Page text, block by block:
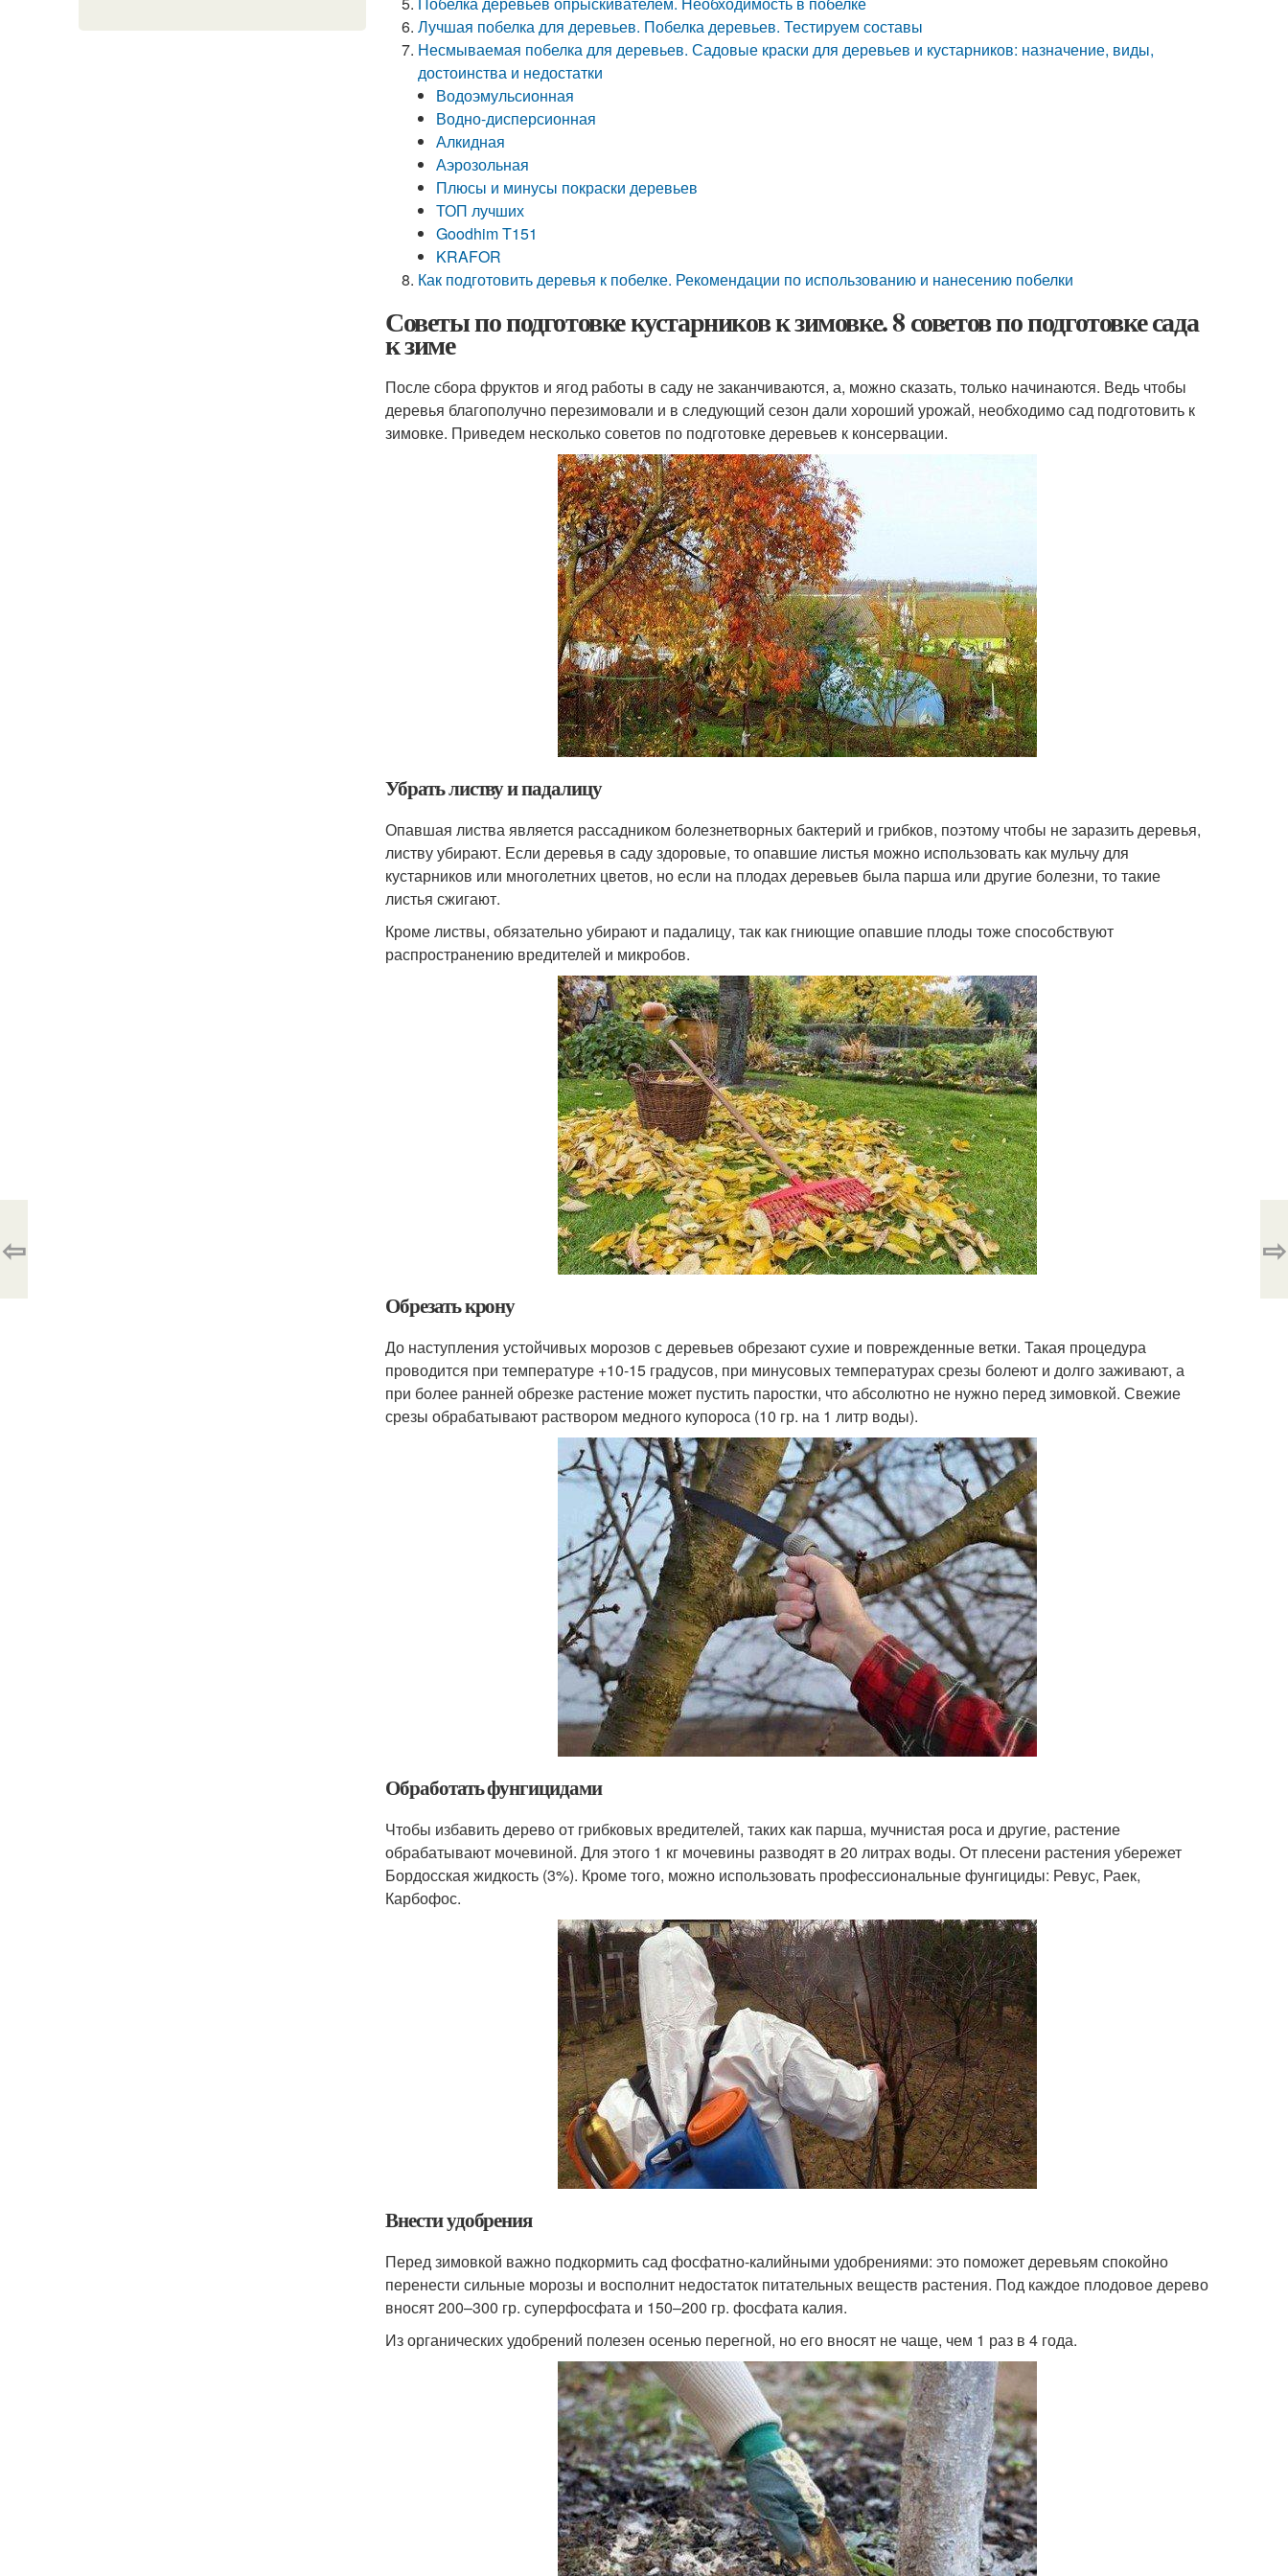
Лучшая побелка для деревьев. Побелка деревьев. Тестируем составы
Несмываемая побелка для деревьев. Садовые краски для деревьев и кустарников: назначение, виды,
достоинства и недостатки
Водоэмульсионная
Водно-дисперсионная
Алкидная
Аэрозольная
Плюсы и минусы покраски деревьев
ТОП лучших
Goodhim T151
KRAFOR
Как подготовить деревья к побелке. Рекомендации по использованию и нанесению побелки
Советы по подготовке кустарников к зимовке. 8 советов по подготовке сада
к зиме
После сбора фруктов и ягод работы в саду не заканчиваются, а, можно сказать, только начинаются. Ведь чтобы
деревья благополучно перезимовали и в следующий сезон дали хороший урожай, необходимо сад подготовить к
зимовке. Приведем несколько советов по подготовке деревьев к консервации.
Убрать листву и падалицу
Опавшая листва является рассадником болезнетворных бактерий и грибков, поэтому чтобы не заразить деревья,
листву убирают. Если деревья в саду здоровые, то опавшие листья можно использовать как мульчу для
кустарников или многолетних цветов, но если на плодах деревьев была парша или другие болезни, то такие
листья сжигают.
Кроме листвы, обязательно убирают и падалицу, так как гниющие опавшие плоды тоже способствуют
распространению вредителей и микробов.
Обрезать крону
До наступления устойчивых морозов с деревьев обрезают сухие и поврежденные ветки. Такая процедура
проводится при температуре +10-15 градусов, при минусовых температурах срезы болеют и долго заживают, а
при более ранней обрезке растение может пустить паростки, что абсолютно не нужно перед зимовкой. Свежие
срезы обрабатывают раствором медного купороса (10 гр. на 1 литр воды).
Обработать фунгицидами
Чтобы избавить дерево от грибковых вредителей, таких как парша, мучнистая роса и другие, растение
обрабатывают мочевиной. Для этого 1 кг мочевины разводят в 20 литрах воды. От плесени растения убережет
Бордосская жидкость (3%). Кроме того, можно использовать профессиональные фунгициды: Ревус, Раек,
Карбофос.
Внести удобрения
Перед зимовкой важно подкормить сад фосфатно-калийными удобрениями: это поможет деревьям спокойно
перенести сильные морозы и восполнит недостаток питательных веществ растения. Под каждое плодовое дерево
вносят 200–300 гр. суперфосфата и 150–200 гр. фосфата калия.
Из органических удобрений полезен осенью перегной, но его вносят не чаще, чем 1 раз в 4 года.
⇦ ⇨